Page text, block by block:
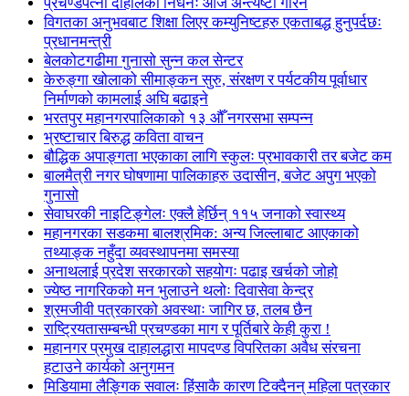
विगतका अनुभवबाट शिक्षा लिएर कम्युनिष्टहरु एकताबद्ध हुनुपर्दछः
प्रधानमन्त्री
बेलकोटगढीमा गुनासो सुन्न कल सेन्टर
केरुङ्गा खोलाको सीमाङ्कन सुरु, संरक्षण र पर्यटकीय पूर्वाधार
निर्माणको कामलाई अघि बढाइने
भरतपुर महानगरपालिकाको १३ औँ नगरसभा सम्पन्न
भ्रष्टाचार बिरुद्ध कविता वाचन
बौद्धिक अपाङ्गता भएकाका लागि स्कुलः प्रभावकारी तर बजेट कम
बालमैत्री नगर घोषणामा पालिकाहरु उदासीन, बजेट अपुग भएको
गुनासो
सेवाघरकी नाइटिङ्गेलः एक्लै हेर्छिन् ११५ जनाको स्वास्थ्य
महानगरका सडकमा बालश्रमिक: अन्य जिल्लाबाट आएकाको
तथ्याङ्क नहुँदा व्यवस्थापनमा समस्या
अनाथलाई प्रदेश सरकारको सहयोगः पढाइ खर्चको जोहो
ज्येष्ठ नागरिकको मन भुलाउने थलोः दिवासेवा केन्द्र
श्रमजीवी पत्रकारको अवस्थाः जागिर छ, तलब छैन
राष्ट्रियतासम्बन्धी प्रचण्डका माग र पूर्तिबारे केही कुरा !
महानगर प्रमुख दाहालद्धारा मापदण्ड विपरितका अवैध संरचना
हटाउने कार्यको अनुगमन
मिडियामा लैङ्गिक सवालः हिंसाकै कारण टिक्दैनन् महिला पत्रकार